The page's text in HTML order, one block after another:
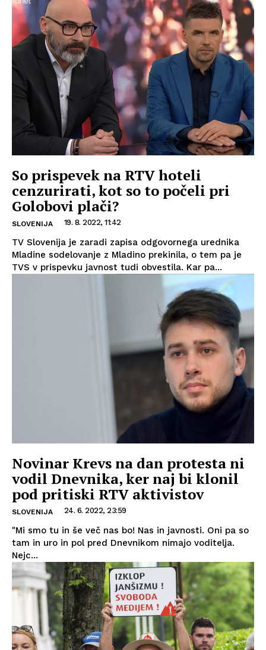
So prispevek na RTV hoteli
cenzurirati, kot so to počeli pri
Golobovi plači?
SLOVENIJA 19. 8. 2022, 11:42
TV Slovenija je zaradi zapisa odgovornega urednika
Mladine sodelovanje z Mladino prekinila, o tem pa je
TVS v prispevku javnost tudi obvestila. Kar pa...
Novinar Krevs na dan protesta ni
vodil Dnevnika, ker naj bi klonil
pod pritiski RTV aktivistov
SLOVENIJA 24. 6. 2022, 23:59
"Mi smo tu in še več nas bo! Nas in javnosti. Oni pa so
tam in uro in pol pred Dnevnikom nimajo voditelja.
Nejc...